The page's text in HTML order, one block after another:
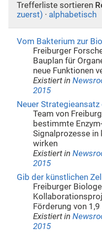
Trefferliste sortieren
zuerst) · alphabetisch
Vom Bakterium zur
Freiburger
Bauplan für
neue Funktionen
Existiert in
2015
Neuer
Team von
bestimmte
Signalprozesse
wirken
Existiert in
2015
Gib der künstlichen
Freiburger
Förderung von
Existiert in
2015